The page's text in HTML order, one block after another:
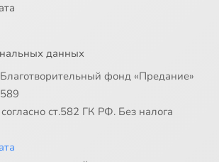
данных
фонд «Предание»
ст.582 ГК РФ. Без налога